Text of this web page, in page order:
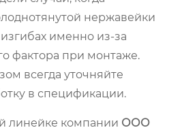
нержавейки
именно из-за
фактора при монтаже.
всегда уточняйте
в спецификации.
линейке компании ООО